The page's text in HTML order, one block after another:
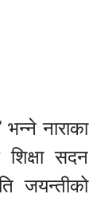
भन्ने नाराका
शिक्षा सदन
जयन्तीको